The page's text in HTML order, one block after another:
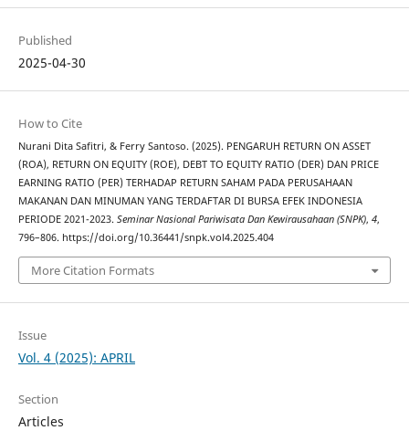
Published
2025-04-30
How to Cite
Nurani Dita Safitri, & Ferry Santoso. (2025). PENGARUH RETURN ON ASSET
(ROA), RETURN ON EQUITY (ROE), DEBT TO EQUITY RATIO (DER) DAN PRICE
EARNING RATIO (PER) TERHADAP RETURN SAHAM PADA PERUSAHAAN
MAKANAN DAN MINUMAN YANG TERDAFTAR DI BURSA EFEK INDONESIA
PERIODE 2021-2023. Seminar Nasional Pariwisata Dan Kewirausahaan (SNPK), 4,
796–806. https://doi.org/10.36441/snpk.vol4.2025.404
More Citation Formats
Issue
Vol. 4 (2025): APRIL
Section
Articles